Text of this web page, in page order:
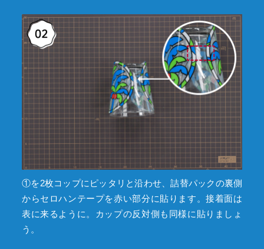
①を2枚コップにピッタリと沿わせ、詰替パックの裏側
からセロハンテープを赤い部分に貼ります。接着面は
表に来るように。カップの反対側も同様に貼りましょ
う。